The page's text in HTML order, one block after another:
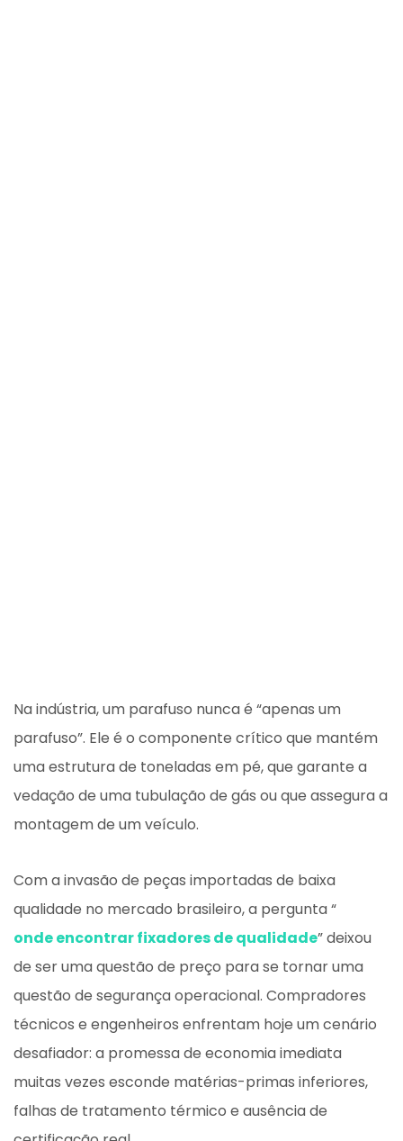
Na indústria, um parafuso nunca é “apenas um
parafuso”. Ele é o componente crítico que mantém
uma estrutura de toneladas em pé, que garante a
vedação de uma tubulação de gás ou que assegura a
montagem de um veículo.
Com a invasão de peças importadas de baixa
qualidade no mercado brasileiro, a pergunta “
onde encontrar fixadores de qualidade” deixou
de ser uma questão de preço para se tornar uma
questão de segurança operacional. Compradores
técnicos e engenheiros enfrentam hoje um cenário
desafiador: a promessa de economia imediata
muitas vezes esconde matérias-primas inferiores,
falhas de tratamento térmico e ausência de